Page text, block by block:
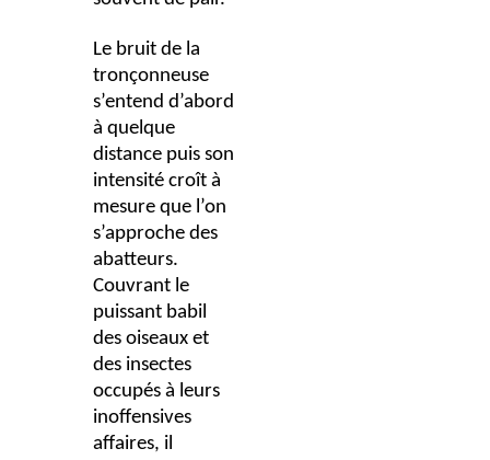
Le bruit de la
tronçonneuse
s’entend d’abord
à quelque
distance puis son
intensité croît à
mesure que l’on
s’approche des
abatteurs.
Couvrant le
puissant babil
des oiseaux et
des insectes
occupés à leurs
inoffensives
affaires, il